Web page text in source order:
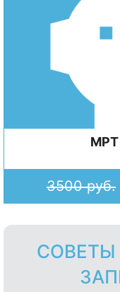
МРТ
3500 руб.
СОВЕТЫ